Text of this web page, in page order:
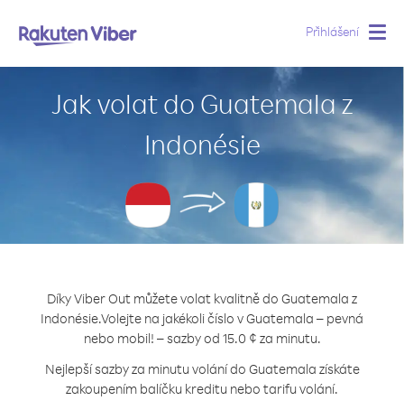
Přihlášení
Jak volat do Guatemala z
Indonésie
Díky Viber Out můžete volat kvalitně do Guatemala z
Indonésie.Volejte na jakékoli číslo v Guatemala – pevná
nebo mobil! – sazby od 15.0 ¢ za minutu.
Nejlepší sazby za minutu volání do Guatemala získáte
zakoupením balíčku kreditu nebo tarifu volání.